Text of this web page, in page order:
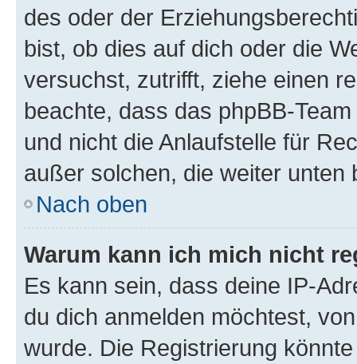
des oder der
bist, ob dies auf dich oder die
versuchst, zutrifft, ziehe einen
beachte, dass das phpBB-
und nicht die Anlaufstelle für
außer solchen, die weiter unten
Nach oben
Warum kann ich mich nicht
Es kann sein, dass deine IP-
du dich anmelden möchtest,
wurde. Die Registrierung